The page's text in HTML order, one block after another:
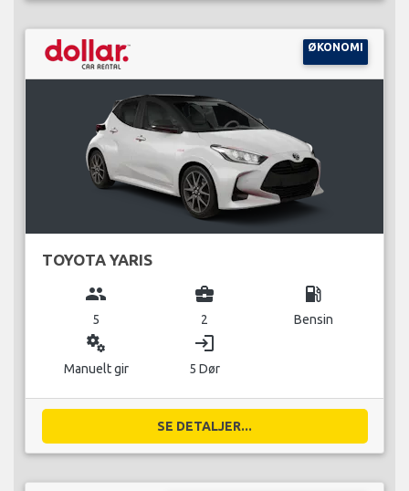
ØKONOMI
TOYOTA YARIS
group
5
business_center
2
local_gas_station
Bensin
miscellaneous_services
Manuelt gir
login
5 Dør
SE DETALJER...